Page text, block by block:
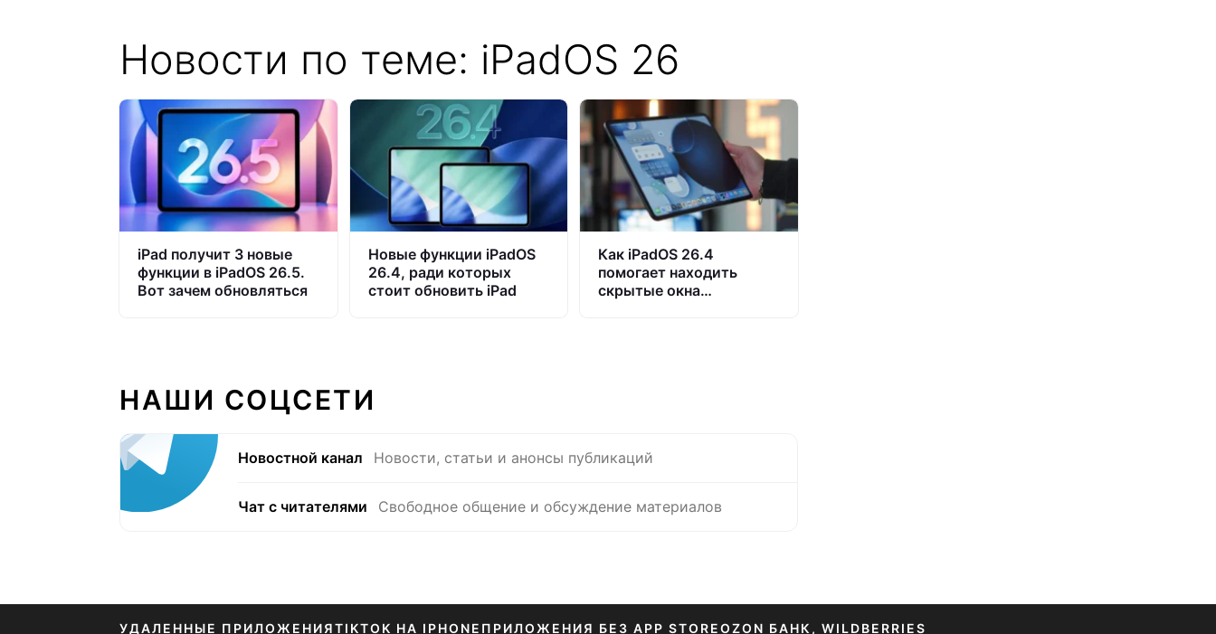
Новости по теме: iPadOS 26
iPad получит 3 новые
функции в iPadOS 26.5.
Вот зачем обновляться
Новые функции iPadOS
26.4, ради которых
стоит обновить iPad
Как iPadOS 26.4
помогает находить
скрытые окна
НАШИ СОЦСЕТИ
Новостной канал Новости, статьи и анонсы публикаций
Чат с читателями Свободное общение и обсуждение материалов
УДАЛЕННЫЕ ПРИЛОЖЕНИЯTIKTOK НА IPHONE ПРИЛОЖЕНИЯ БЕЗ APP STOREOZON БАНК, WILDBERRIES